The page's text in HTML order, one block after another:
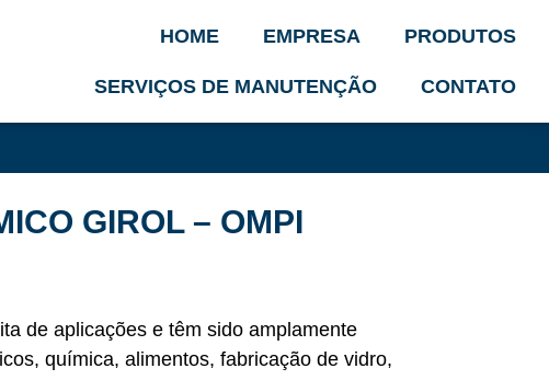
HOME EMPRESA PRODUTOS
SERVIÇOS DE MANUTENÇÃO CONTATO
GIROL – OMPI
de aplicações e têm sido amplamente
química, alimentos, fabricação de vidro,